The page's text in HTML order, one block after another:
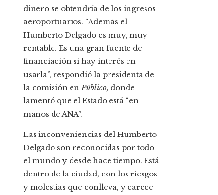
dinero se obtendría de los ingresos
aeroportuarios. “Además el
Humberto Delgado es muy, muy
rentable. Es una gran fuente de
financiación si hay interés en
usarla”, respondió la presidenta de
la comisión enPúblico, donde
lamentó que el Estado está “en
manos de ANA”.
Las inconveniencias del Humberto
Delgado son reconocidas por todo
el mundo y desde hace tiempo. Está
dentro de la ciudad, con los riesgos
y molestias que conlleva, y carece